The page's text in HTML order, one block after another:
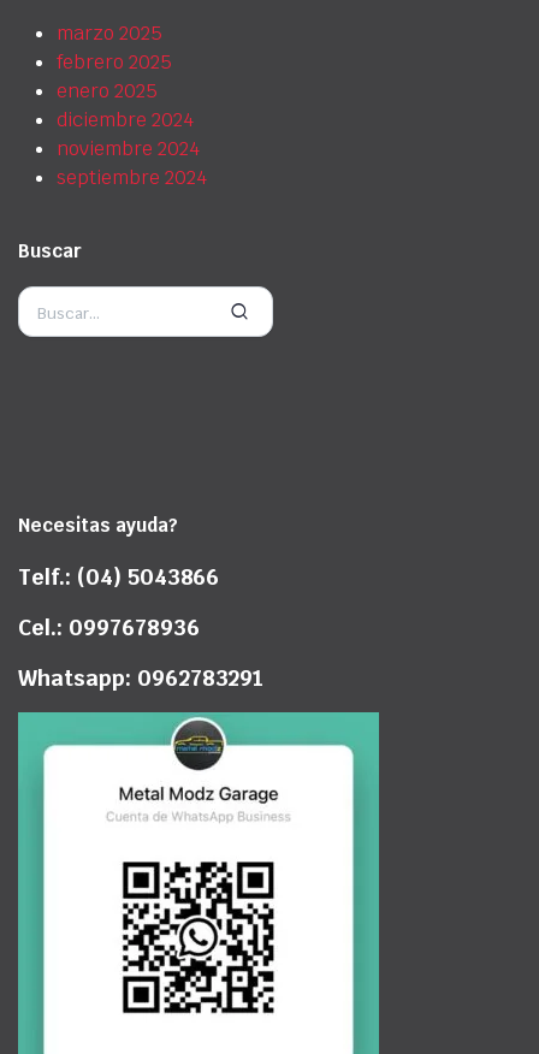
marzo 2025
febrero 2025
enero 2025
diciembre 2024
noviembre 2024
septiembre 2024
Buscar
Necesitas ayuda?
Telf.: (04) 5043866
Cel.: 0997678936
Whatsapp: 0962783291